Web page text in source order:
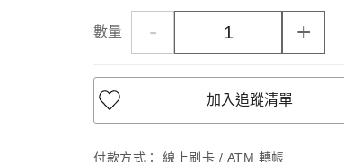
數量 - +
加入追蹤清單
付款方式：
線上刷卡 / ATM 轉帳